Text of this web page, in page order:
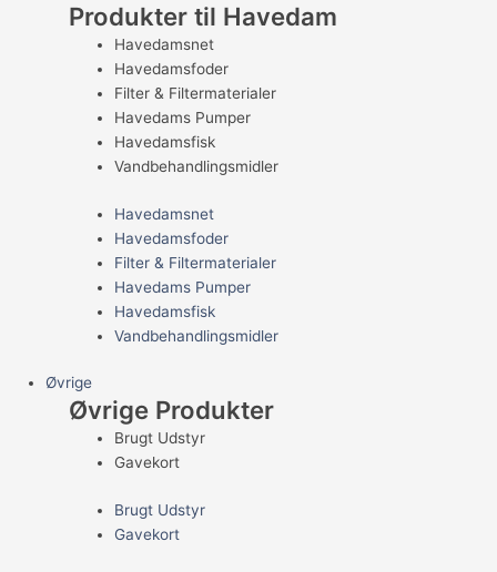
Produkter til Havedam
Havedamsnet
Havedamsfoder
Filter & Filtermaterialer
Havedams Pumper
Havedamsfisk
Vandbehandlingsmidler
Havedamsnet
Havedamsfoder
Filter & Filtermaterialer
Havedams Pumper
Havedamsfisk
Vandbehandlingsmidler
Øvrige
Øvrige Produkter
Brugt Udstyr
Gavekort
Brugt Udstyr
Gavekort